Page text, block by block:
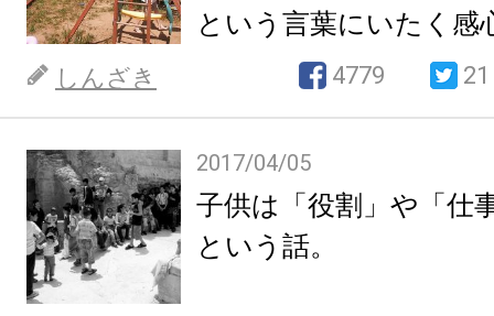
という言葉にいたく感
しんざき 4779 21
2017/04/05
子供は「役割」や「仕
という話。